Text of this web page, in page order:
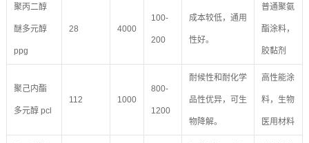
聚丙二醇
醚多元醇
ppg
28 4000
100-
200
成本较低，通用
性好。
普通聚氨
酯涂料，
胶黏剂
聚己内酯
多元醇 pcl
112 1000
800-
1200
耐候性和耐化学
品性优异，可生
物降解。
高性能涂
料，生物
医用材料